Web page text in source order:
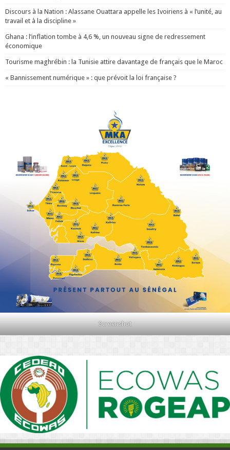
Discours à la Nation : Alassane Ouattara appelle les Ivoiriens à « l’unité, au
travail et à la discipline »
Ghana : l’inflation tombe à 4,6 %, un nouveau signe de redressement
économique
Tourisme maghrébin : la Tunisie attire davantage de français que le Maroc
« Bannissement numérique » : que prévoit la loi française ?
Screenshot